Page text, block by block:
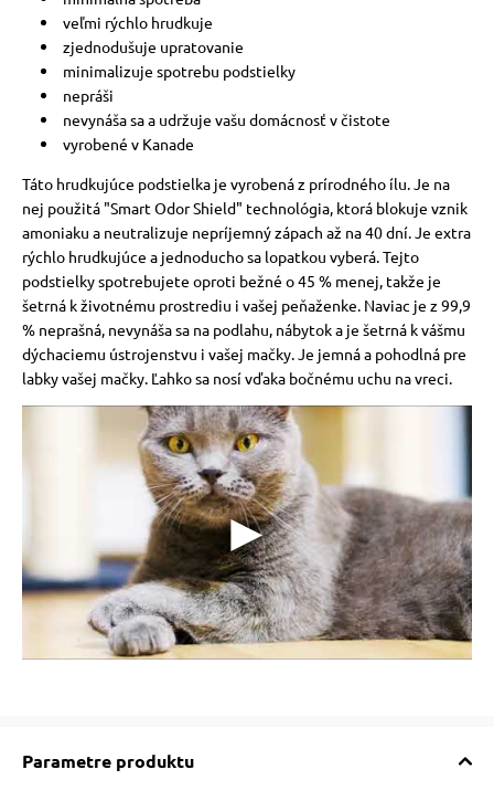
veľmi rýchlo hrudkuje
zjednodušuje upratovanie
minimalizuje spotrebu podstielky
nepráši
nevynáša sa a udržuje vašu domácnosť v čistote
vyrobené v Kanade
Táto hrudkujúce podstielka je vyrobená z prírodného ílu. Je na
nej použitá "Smart Odor Shield" technológia, ktorá blokuje vznik
amoniaku a neutralizuje nepríjemný zápach až na 40 dní. Je extra
rýchlo hrudkujúce a jednoducho sa lopatkou vyberá. Tejto
podstielky spotrebujete oproti bežné o 45 % menej, takže je
šetrná k životnému prostrediu i vašej peňaženke. Naviac je z 99,9
% neprašná, nevynáša sa na podlahu, nábytok a je šetrná k vášmu
dýchaciemu ústrojenstvu i vašej mačky. Je jemná a pohodlná pre
labky vašej mačky. Ľahko sa nosí vďaka bočnému uchu na vreci.
Parametre produktu